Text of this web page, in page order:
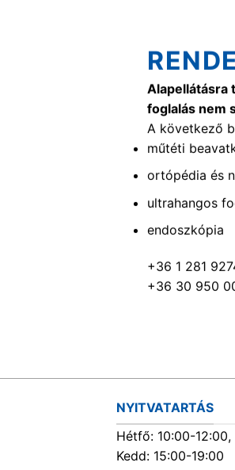
Alapellátásra
foglalás nem
A következő
műtéti
ortópédia és
ultrahangos
endoszkópia
+36 1 281
+36 30 950
NYITVATARTÁS
Hétfő: 10:00-12:00,
Kedd: 15:00-19:00